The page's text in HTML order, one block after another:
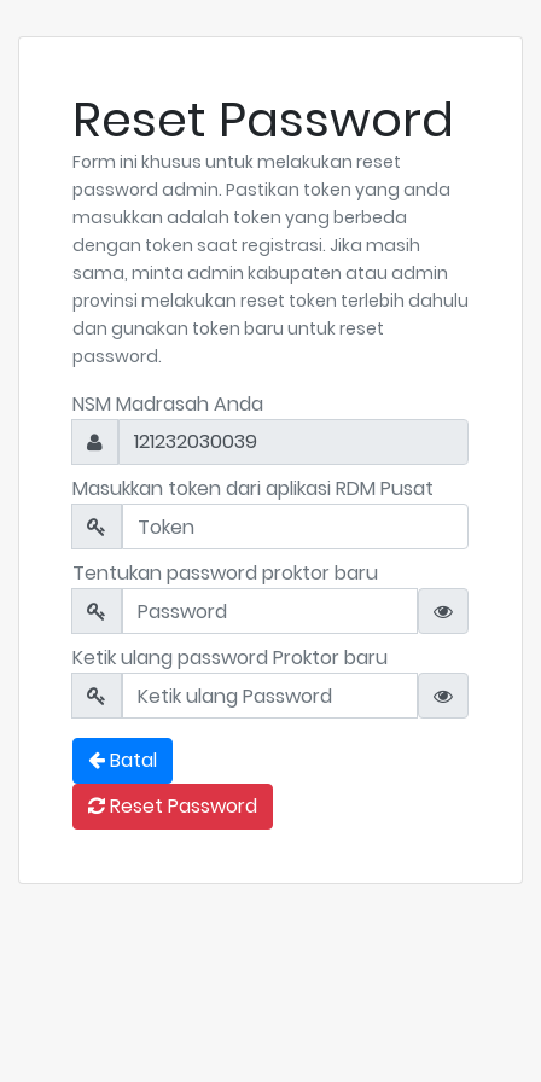
Reset Password
Form ini khusus untuk melakukan reset
password admin. Pastikan token yang anda
masukkan adalah token yang berbeda
dengan token saat registrasi. Jika masih
sama, minta admin kabupaten atau admin
provinsi melakukan reset token terlebih dahulu
dan gunakan token baru untuk reset
password.
NSM Madrasah Anda
121232030039
Masukkan token dari aplikasi RDM Pusat
Tentukan password proktor baru
Ketik ulang password Proktor baru
Batal
Reset Password